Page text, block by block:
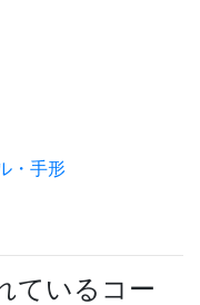
・手形
ているコー